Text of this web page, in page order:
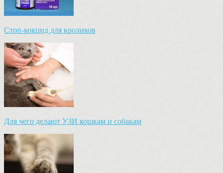
Стоп-кокцид для кроликов
Для чего делают УЗИ кошкам и собакам